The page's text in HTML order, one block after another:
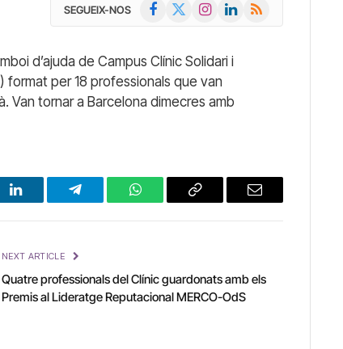
SEGUEIX-NOS Facebook InstagramLinkedIn
RSS
d’ajuda de Campus Clínic Solidari i
format per 18 professionals que van
Van tornar a Barcelona dimecres amb
LinkedIn Telegram WhatsAppCopy
Email
NEXT ARTICLE
Quatre professionals del Clínic guardonats amb els
Premis al Lideratge Reputacional MERCO-OdS